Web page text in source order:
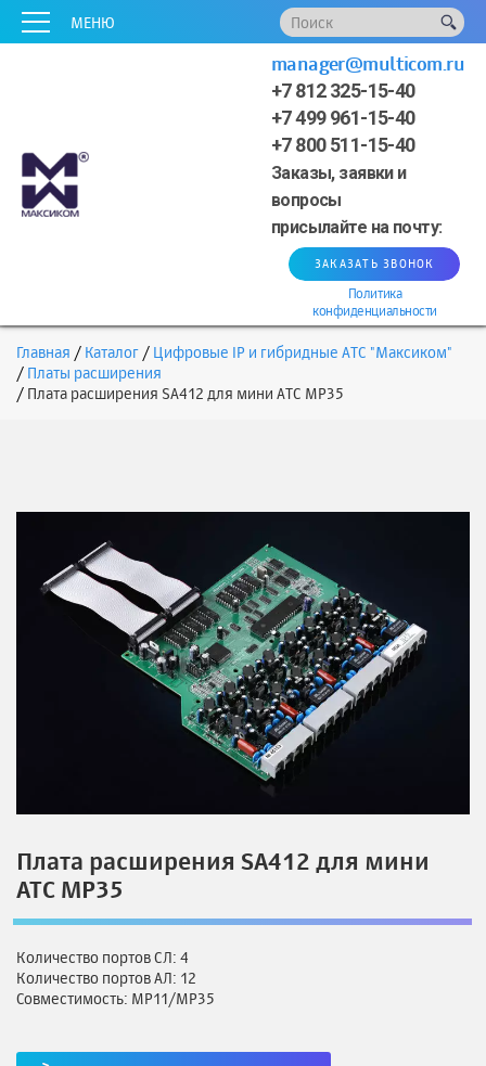
МЕНЮ
+7 812 325-15-40
+7 499 961-15-40
+7 800 511-15-40
Заказы, заявки и
вопросы
присылайте на почту:
manager@multicom.ru
ЗАКАЗАТЬ ЗВОНОК
Политика
конфиденциальности
Главная Каталог
Цифровые IP и гибридные АТС "Максиком"
Платы расширения
Плата расширения SA412 для мини АТС MP35
Плата расширения SA412 для мини
АТС MP35
Количество портов СЛ: 4
Количество портов АЛ: 12
Совместимость: MP11/MP35
xxxxx